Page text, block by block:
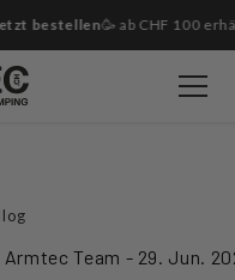
🥳 ab CHF 100 erhältst du ein
Armtec Team - 29. Jun.